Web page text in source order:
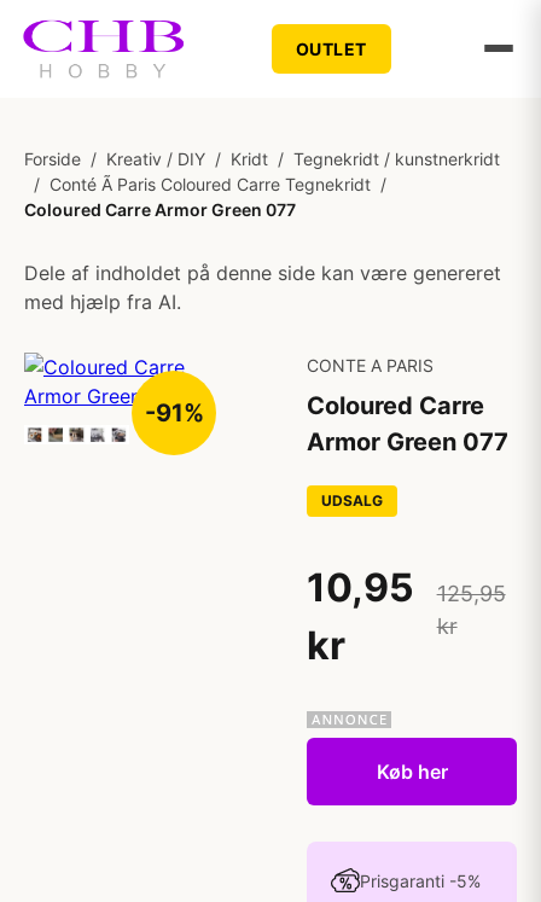
OUTLET
Forside / Kreativ / DIY / Kridt / Tegnekridt / kunstnerkridt
/ Conté Ã Paris Coloured Carre Tegnekridt /
Coloured Carre Armor Green 077
Dele af indholdet på denne side kan være genereret
med hjælp fra AI.
-91%
CONTE A PARIS
Coloured Carre
Armor Green 077
UDSALG
10,95
kr
125,95
kr
Køb her
Prisgaranti -5%